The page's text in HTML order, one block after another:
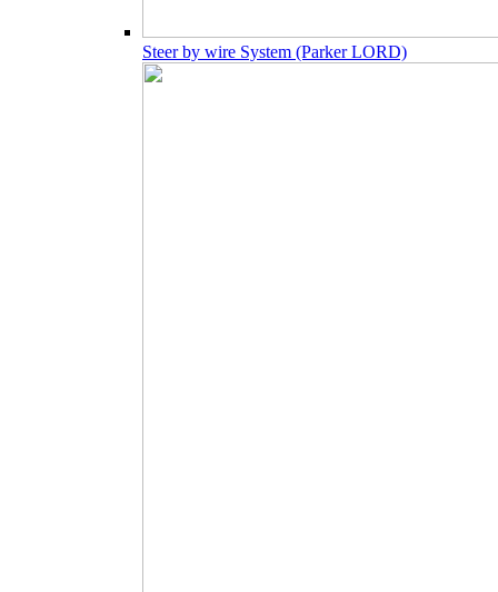
Steer by wire System (Parker LORD)